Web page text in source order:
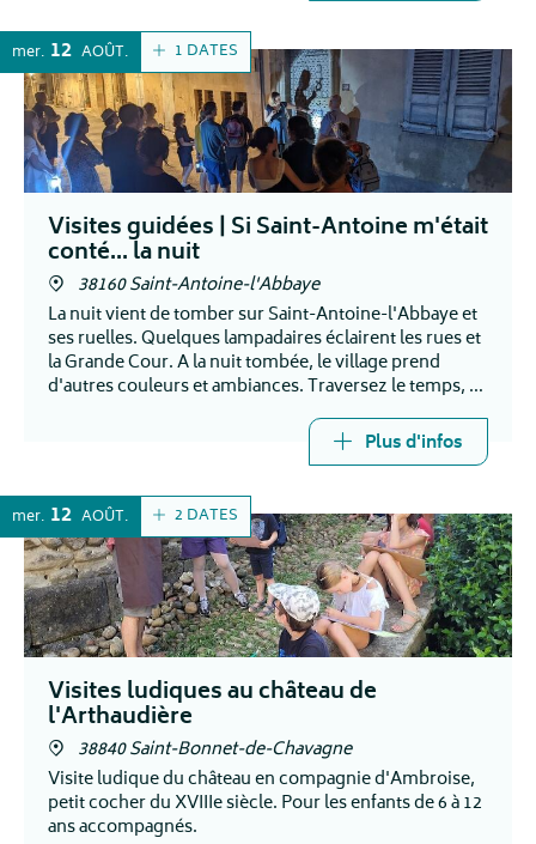
1 DATES
mer. 12 AOÛT
Visites guidées | Si Saint-Antoine m'était
conté... la nuit
38160 Saint-Antoine-l'Abbaye
La nuit vient de tomber sur Saint-Antoine-l'Abbaye et
ses ruelles. Quelques lampadaires éclairent les rues et
la Grande Cour. A la nuit tombée, le village prend
d'autres couleurs et ambiances. Traversez le temps, et
apprenez des anciennes histoires.
Plus d'infos
2 DATES
mer. 12 AOÛT
Visites ludiques au château de
l'Arthaudière
38840 Saint-Bonnet-de-Chavagne
Visite ludique du château en compagnie d'Ambroise,
petit cocher du XVIIIe siècle. Pour les enfants de 6 à 12
ans accompagnés.